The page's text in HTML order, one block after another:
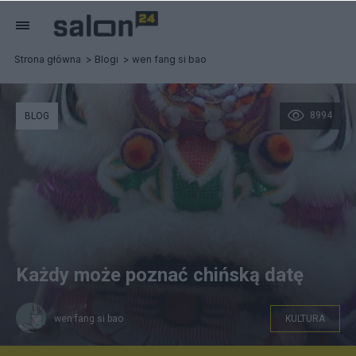
Strona główna Blogi wen fang si bao
8994
BLOG
Każdy może poznać chińską datę
wen fang si bao KULTURA